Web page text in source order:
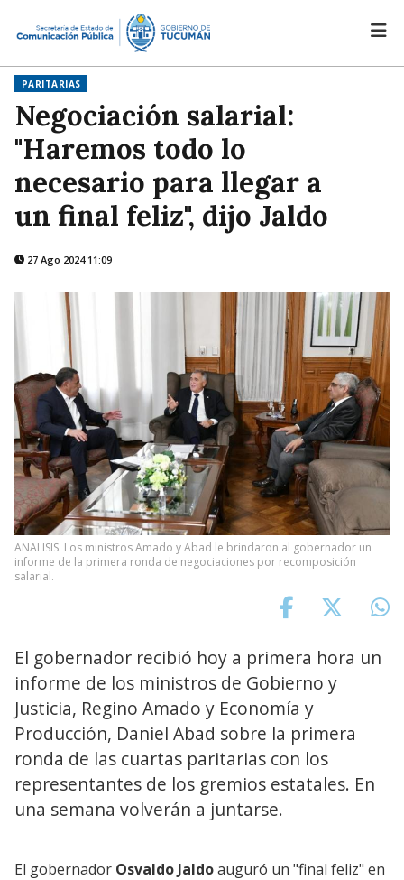
PARITARIAS
Negociación salarial:
"Haremos todo lo
necesario para llegar a
un final feliz", dijo Jaldo
27 Ago 2024 11:09
ANALISIS. Los ministros Amado y Abad le brindaron al gobernador un
informe de la primera ronda de negociaciones por recomposición
salarial.
El gobernador recibió hoy a primera hora un
informe de los ministros de Gobierno y
Justicia, Regino Amado y Economía y
Producción, Daniel Abad sobre la primera
ronda de las cuartas paritarias con los
representantes de los gremios estatales. En
una semana volverán a juntarse.
El gobernador Osvaldo Jaldoauguró un "final feliz" en